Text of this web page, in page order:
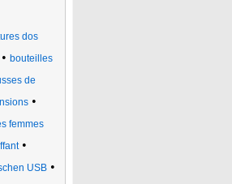
dos
• bouteilles
de
•
femmes
•
USB •